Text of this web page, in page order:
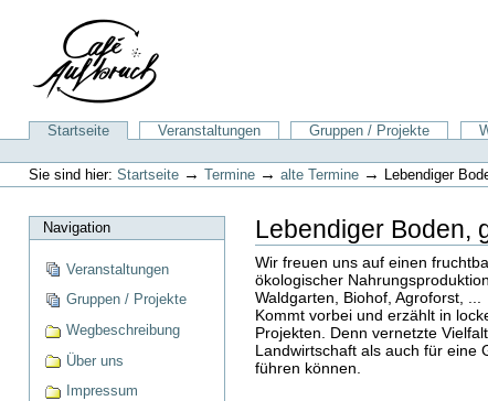
Navigation
SektionenStartseite Veranstaltungen Gruppen / Projekte
Benutzerspezifische
Werkzeuge
Sie sind hier: Startseite → Termine → alte Termine → Lebendiger
Navigation
Veranstaltungen
Gruppen / Projekte
Wegbeschreibung
Über uns
Impressum
Lebendiger Boden,
Wir freuen uns auf einen
ökologischer
Waldgarten, Biohof, Agroforst, ...
Kommt vorbei und erzählt in
Projekten. Denn vernetzte
Landwirtschaft als auch für eine
führen können.